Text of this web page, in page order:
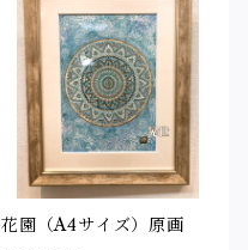
花園（A4サイズ）原画